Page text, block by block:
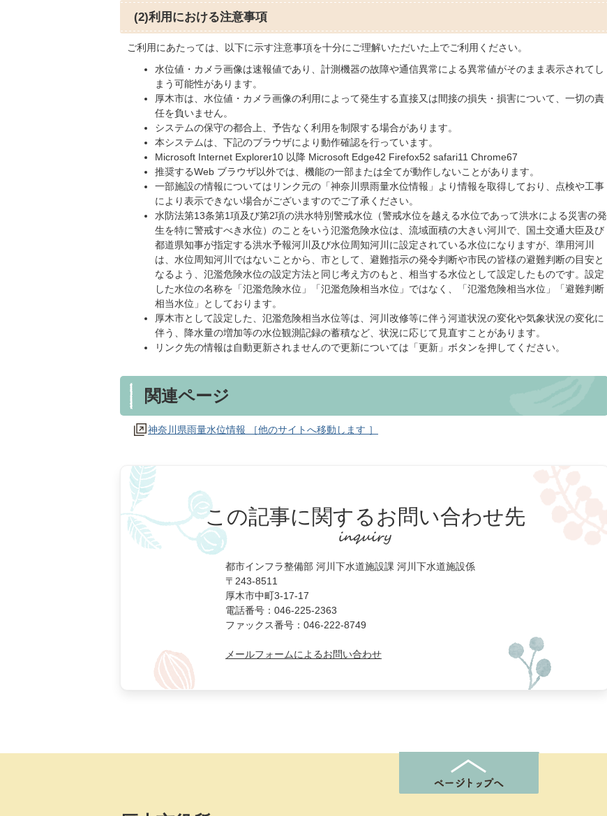
(2)利用における注意事項
ご利⽤にあたっては、以下に⽰す注意事項を⼗分にご理解いただいた上でご利⽤ください。
水位値・カメラ画像は速報値であり、計測機器の故障や通信異常による異常値がそのまま表⽰されてし
まう可能性があります。
厚木市は、水位値・カメラ画像の利⽤によって発⽣する直接⼜は間接の損失・損害について、⼀切の責
任を負いません。
システムの保守の都合上、予告なく利⽤を制限する場合があります。
本システムは、下記のブラウザにより動作確認を⾏っています。
Microsoft Internet Explorer10 以降 Microsoft Edge42 Firefox52 safari11 Chrome67
推奨するWeb ブラウザ以外では、機能の⼀部または全てが動作しないことがあります。
⼀部施設の情報についてはリンク元の「神奈川県⾬量水位情報」より情報を取得しており、点検や工事
により表⽰できない場合がございますのでご了承ください。
水防法第13条第1項及び第2項の洪水特別警戒水位（警戒水位を越える水位であって洪水による災害の発
生を特に警戒すべき水位）のことをいう氾濫危険水位は、流域面積の大きい河川で、国土交通大臣及び
都道県知事が指定する洪水予報河川及び水位周知河川に設定されている水位になりますが、準用河川
は、水位周知河川ではないことから、市として、避難指示の発令判断や市民の皆様の避難判断の目安と
なるよう、氾濫危険水位の設定方法と同じ考え方のもと、相当する水位として設定したものです。設定
した水位の名称を「氾濫危険水位」「氾濫危険相当水位」ではなく、「氾濫危険相当水位」「避難判断
相当水位」としております。
厚木市として設定した、氾濫危険相当水位等は、河川改修等に伴う河道状況の変化や気象状況の変化に
伴う、降水量の増加等の水位観測記録の蓄積など、状況に応じて見直すことがあります。
リンク先の情報は自動更新されませんので更新については「更新」ボタンを押してください。
関連ページ
神奈川県雨量水位情報 ［他のサイトへ移動します ］
この記事に関するお問い合わせ先
都市インフラ整備部 河川下水道施設課 河川下水道施設係
〒243-8511
厚木市中町3-17-17
電話番号：046-225-2363
ファックス番号：046-222-8749
メールフォームによるお問い合わせ